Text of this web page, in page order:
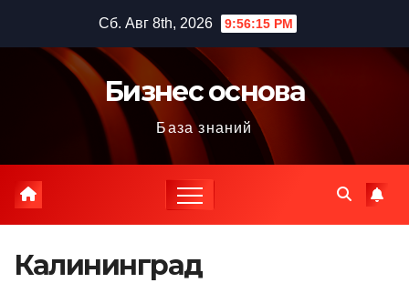
содержимому
Сб. Авг 8th, 2026 9:56:16 PM
Бизнес основа
База знаний
Калининград